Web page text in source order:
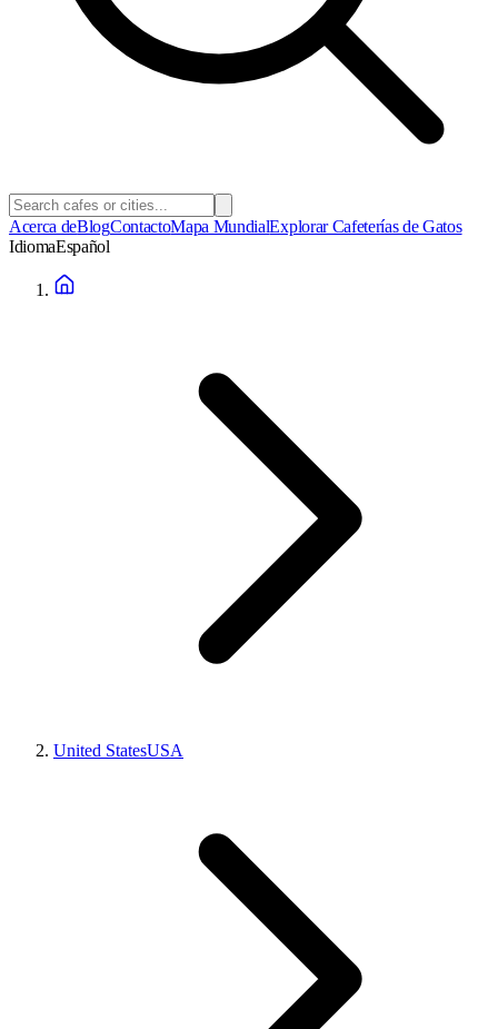
Acerca deBlogContactoMapa MundialExplorar Cafeterías de Gatos
IdiomaEspañol
United StatesUSA